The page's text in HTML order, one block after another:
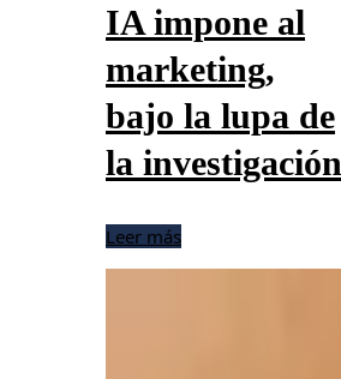
IA impone al
marketing,
bajo la lupa de
la investigación
Leer más